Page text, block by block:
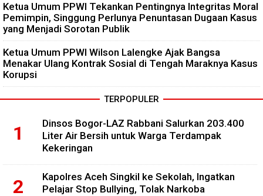
Ketua Umum PPWI Tekankan Pentingnya Integritas Moral
Pemimpin, Singgung Perlunya Penuntasan Dugaan Kasus
yang Menjadi Sorotan Publik
Ketua Umum PPWI Wilson Lalengke Ajak Bangsa
Menakar Ulang Kontrak Sosial di Tengah Maraknya Kasus
Korupsi
TERPOPULER
Dinsos Bogor-LAZ Rabbani Salurkan 203.400
Liter Air Bersih untuk Warga Terdampak
Kekeringan
Kapolres Aceh Singkil ke Sekolah, Ingatkan
Pelajar Stop Bullying, Tolak Narkoba